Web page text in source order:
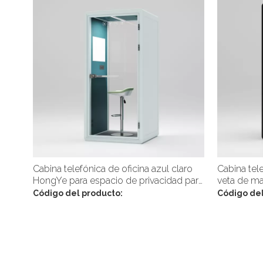
Cabina telefónica de oficina azul claro
HongYe para espacio de privacidad para
una sola persona
Código del producto:
Cabina
veta de
HongYe
Código